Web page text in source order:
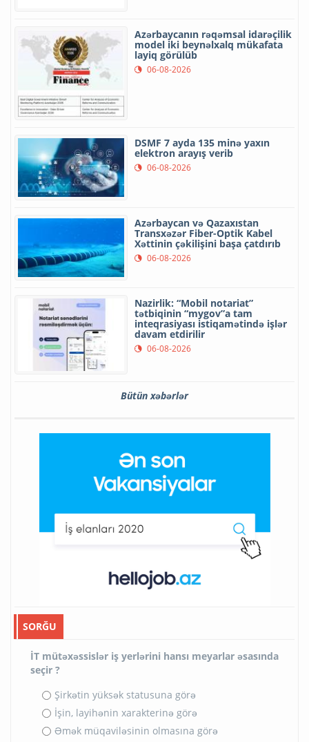
Azərbaycanın rəqəmsal idarəçilik
model iki beynəlxalq mükafata
layiq görülüb
06-08-2026
DSMF 7 ayda 135 minə yaxın
elektron arayış verib
06-08-2026
Azərbaycan və Qazaxıstan
Transxəzər Fiber-Optik Kabel
Xəttinin çəkilişini başa çatdırıb
06-08-2026
Nazirlik: “Mobil notariat”
tətbiqinin “mygov”a tam
inteqrasiyası istiqamətində işlər
davam etdirilir
06-08-2026
Bütün xəbərlər
SORĞU
İT mütəxəssislər iş yerlərini hansı meyarlar əsasında
seçir ?
Şirkətin yüksək statusuna görə
İşin, layihənin xarakterinə görə
Əmək müqaviləsinin olmasına görə